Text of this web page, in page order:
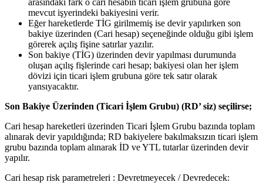
mevcut işyerindeki bakiyesini verir.
Eğer hareketlerde TİG girilmemiş ise devir yapılırken son
bakiye üzerinden (Cari hesap) seçeneğinde olduğu gibi işlem
görerek açılış fişine satırlar yazılır.
Son bakiye (TİG) üzerinden devir yapılması durumunda
oluşan açılış fişlerinde cari hesap; bakiyesi olan her işlem
dövizi için ticari işlem grubuna göre tek satır olarak
yansıyacaktır.
Son Bakiye Üzerinden (Ticari İşlem Grubu) (RD’ siz) seçilirse;
Cari hesap hareketleri üzerinden Ticari İşlem Grubu bazında toplam
alınarak devir yapıldığında; RD bakiyelere bakılmaksızın ticari işlem
grubu bazında toplam alınarak İD ve YTL tutarlar üzerinden devir
yapılır.
Cari hesap risk parametreleri : Devretmeyecek / Devredecek: